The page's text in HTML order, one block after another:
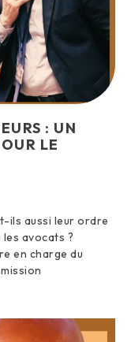
: UN
LE
ils aussi leur ordre
avocats ?
en charge du